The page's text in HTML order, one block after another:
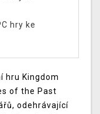
hry ke
hru Kingdom
of the Past
odehrávající